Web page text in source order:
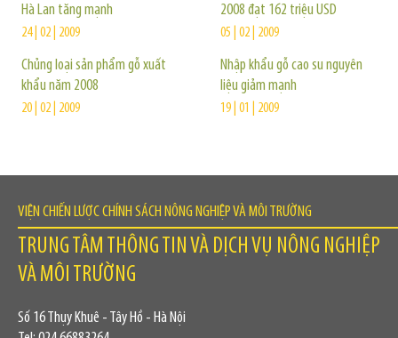
Hà Lan tăng mạnh
24 | 02 | 2009
Chủng loại sản phẩm gỗ xuất
khẩu năm 2008
20 | 02 | 2009
2008 đạt 162 triệu USD
05 | 02 | 2009
Nhập khẩu gỗ cao su nguyên
liệu giảm mạnh
19 | 01 | 2009
VIỆN CHIẾN LƯỢC CHÍNH SÁCH NÔNG NGHIỆP VÀ MÔI TRƯỜNG
TRUNG TÂM THÔNG TIN VÀ DỊCH VỤ NÔNG NGHIỆP
VÀ MÔI TRƯỜNG
Số 16 Thụy Khuê - Tây Hồ - Hà Nội